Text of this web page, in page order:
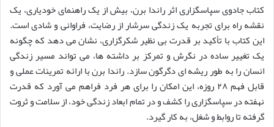
کتاب جادوی سپاسگزاری اثر راندا برن، بیش از یک راهنمای خودیاری، یک
نقشه راه برای تجربه یک زندگی سرشار از رضایت، فراوانی و شادی است.
این کتاب با تأکید بر قدرت بی نظیر شکرگزاری، نشان می دهد که چگونه
یک تغییر ساده در نگرش و تمرکز بر داشته ها، می تواند مسیر زندگی
انسان را به طور ریشه ای دگرگون سازد. راندا برن با ارائه تمرینات عملی و
قابل فهم ۲۸ روزه، این امکان را برای هر فرد فراهم می آورد که قدرت
نهفته در سپاسگزاری را کشف و در تمام ابعاد زندگی خود، از سلامت و ثروت
گرفته تا روابط و شغل، به کار گیرد.